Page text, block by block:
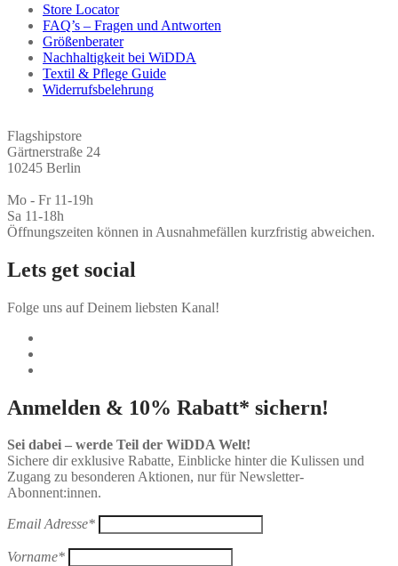
Store Locator
FAQ’s – Fragen und Antworten
Größenberater
Nachhaltigkeit bei WiDDA
Textil & Pflege Guide
Widerrufsbelehrung
Flagshipstore
Gärtnerstraße 24
10245 Berlin
Mo - Fr 11-19h
Sa 11-18h
Öffnungszeiten können in Ausnahmefällen kurzfristig abweichen.
Lets get social
Folge uns auf Deinem liebsten Kanal!
Anmelden & 10% Rabatt* sichern!
Sei dabei – werde Teil der WiDDA Welt!
Sichere dir exklusive Rabatte, Einblicke hinter die Kulissen und
Zugang zu besonderen Aktionen, nur für Newsletter-
Abonnent:innen.
Email Adresse*
Vorname*